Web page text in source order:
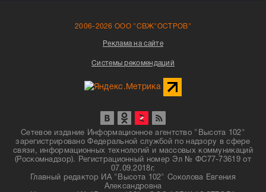
2006-2026 ООО "СВЖ"ОСТРОВ"
Реклама на сайте
Системы рекомендаций
Сетевое издание Информационное агентство "Высота 102"
зарегистрировано Федеральной службой по надзору в сфере
связи, информационных технологий и массовых коммуникаций
(Роскомнадзор). Регистрационный номер Эл № ФС77-73619 от
07.09.2018г.
Главный редактор ИА "Высота 102" Соколова Евгения
Александровна